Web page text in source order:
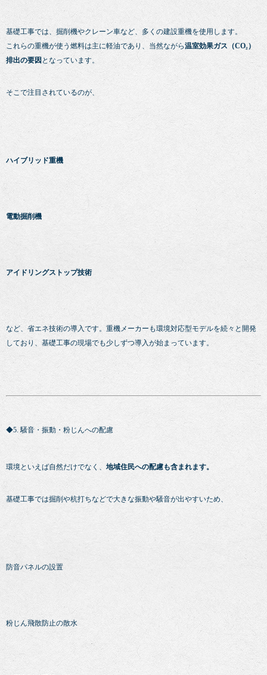
基礎工事では、掘削機やクレーン車など、多くの建設重機を使用します。
これらの重機が使う燃料は主に軽油であり、当然ながら温室効果ガス（CO₂）
排出の要因 となっています。
そこで注目されているのが、
ハイブリッド重機
電動掘削機
アイドリングストップ技術
など、省エネ技術の導入です。重機メーカーも環境対応型モデルを続々と開発
しており、基礎工事の現場でも少しずつ導入が始まっています。
◆5. 騒音・振動・粉じんへの配慮
環境といえば自然だけでなく、地域住民への配慮も含まれます。
基礎工事では掘削や杭打ちなどで大きな振動や騒音が出やすいため、
防音パネルの設置
粉じん飛散防止の散水